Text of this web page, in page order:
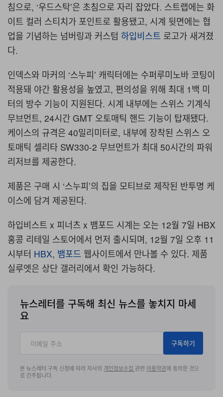
침으로, ‘우드스탁’은 초침으로 자리 잡았다. 스트랩에는 화
이트 컬러 스티치가 포인트로 활용됐고, 시계 뒷면에는 협
업을 기념하는 넘버링과 커스텀 하입비스트 로고가 새겨졌
다.
인덱스와 마커의 ‘스누피’ 캐릭터에는 수퍼루미노바 코팅이
적용돼 야간 활용성을 높였고, 편의성을 위해 최대 1백 미
터의 방수 기능이 지원된다. 시계 내부에는 스위스 기계식
무브먼트, 24시간 GMT 오토매틱 핸드 기능이 탑재됐다.
케이스의 규격은 40밀리미터로, 내부에 장착된 스위스 오
토매틱 셀리타 SW330-2 무브먼트가 최대 50시간의 파워
리저브를 제공한다.
제품은 구매 시 ‘스누피’의 집을 모티브로 제작된 반투명 케
이스에 담겨 제공된다.
하입비스트 x 피너츠 x 뱀포드 시계는 오는 12월 7일 HBX
홍콩 리테일 스토어에서 먼저 출시되며, 12월 7일 오후 11
시부터 HBX, 뱀포드 웹사이트에서 만나볼 수 있다. 제품
실루엣은 상단 갤러리에서 확인 가능하다.
뉴스레터를 구독해 최신 뉴스를 놓치지 마세
요
구독하기
본 뉴스레터 구독 신청에 따라 자사의 개인정보수집 관련 이용약관에 동의한 것으
로 간주됩니다.